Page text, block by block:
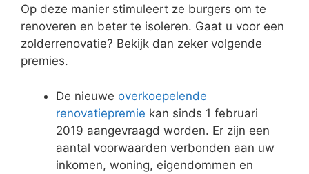
Op deze manier stimuleert ze burgers om te
renoveren en beter te isoleren. Gaat u voor een
zolderrenovatie? Bekijk dan zeker volgende
premies.
De nieuwe overkoepelende
renovatiepremie kan sinds 1 februari
2019 aangevraagd worden. Er zijn een
aantal voorwaarden verbonden aan uw
inkomen, woning, eigendommen en